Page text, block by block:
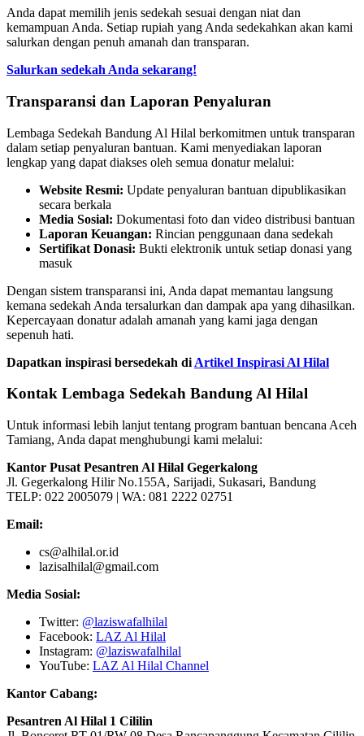
Anda dapat memilih jenis sedekah sesuai dengan niat dan
kemampuan Anda. Setiap rupiah yang Anda sedekahkan akan kami
salurkan dengan penuh amanah dan transparan.
Salurkan sedekah Anda sekarang!
Transparansi dan Laporan Penyaluran
Lembaga Sedekah Bandung Al Hilal berkomitmen untuk transparan
dalam setiap penyaluran bantuan. Kami menyediakan laporan
lengkap yang dapat diakses oleh semua donatur melalui:
Website Resmi: Update penyaluran bantuan dipublikasikan
secara berkala
Media Sosial: Dokumentasi foto dan video distribusi bantuan
Laporan Keuangan: Rincian penggunaan dana sedekah
Sertifikat Donasi: Bukti elektronik untuk setiap donasi yang
masuk
Dengan sistem transparansi ini, Anda dapat memantau langsung
kemana sedekah Anda tersalurkan dan dampak apa yang dihasilkan.
Kepercayaan donatur adalah amanah yang kami jaga dengan
sepenuh hati.
Dapatkan inspirasi bersedekah di Artikel Inspirasi Al Hilal
Kontak Lembaga Sedekah Bandung Al Hilal
Untuk informasi lebih lanjut tentang program bantuan bencana Aceh
Tamiang, Anda dapat menghubungi kami melalui:
Kantor Pusat Pesantren Al Hilal Gegerkalong
Jl. Gegerkalong Hilir No.155A, Sarijadi, Sukasari, Bandung
TELP: 022 2005079 | WA: 081 2222 02751
Email:
cs@alhilal.or.id
lazisalhilal@gmail.com
Media Sosial:
Twitter: @laziswafalhilal
Facebook: LAZ Al Hilal
Instagram: @laziswafalhilal
YouTube: LAZ Al Hilal Channel
Kantor Cabang:
Pesantren Al Hilal 1 Cililin